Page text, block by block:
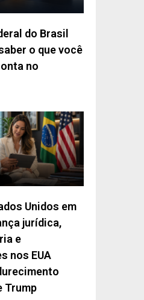
do Brasil
o que você
no
Unidos em
jurídica,
e
nos EUA
Trump